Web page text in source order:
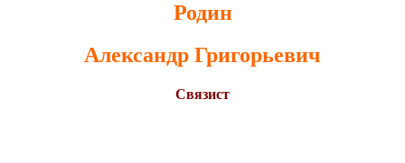
Родин
Александр Григорьевич
Связист